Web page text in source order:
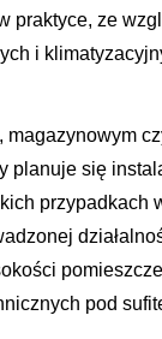
praktyce, ze
i
planuje się
przypadkach
pod